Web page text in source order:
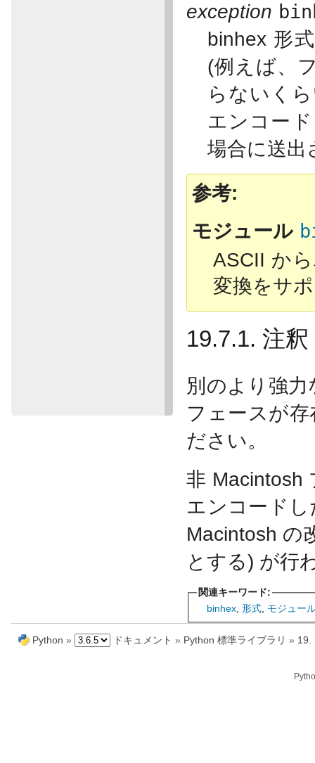
exception
binhex 形
(例えば、
らないく
エンコー
場合に送出
参考
モジュール
ASCII か
変換をサ
19.7.1. 注釈
別のより強
フェースが
ださい。
非 Macintosh
エンコード
Macintosh の
とする) が行
関連キーワード:
binhex, 形式, モジュー
Python » ドキュメント » Python 標準ライブラリ » 19.